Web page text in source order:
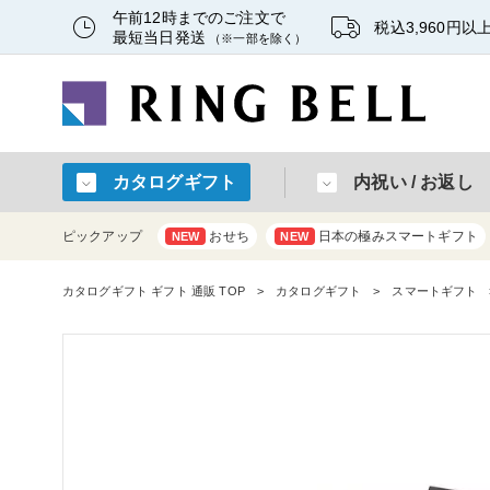
午前12時までのご注文で
最短当日発送
（※一部を除く）
税込3,960円以
カタログギフト 内祝い / お返し
ピックアップ NEW おせち NEW 日本の極みスマートギフト
カタログギフト ギフト 通販 TOP カタログギフト スマートギフト